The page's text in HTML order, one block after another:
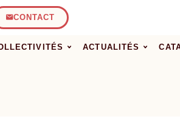
CONTACT
ACTUALITÉS